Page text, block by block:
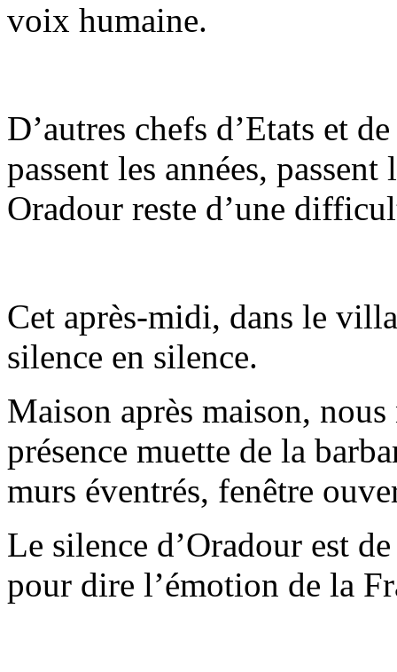
voix humaine.
D’autres chefs d’Etats et
passent les années,
Oradour reste d’une
Cet après-midi, dans le
silence en silence.
Maison après maison,
présence muette de la
murs éventrés, fenêtre
Le silence d’Oradour est
pour dire l’émotion de la